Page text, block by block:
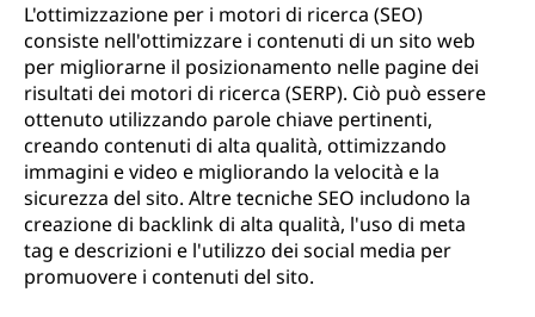
L'ottimizzazione per i motori di ricerca (SEO)
consiste nell'ottimizzare i contenuti di un sito web
per migliorarne il posizionamento nelle pagine dei
risultati dei motori di ricerca (SERP). Ciò può essere
ottenuto utilizzando parole chiave pertinenti,
creando contenuti di alta qualità, ottimizzando
immagini e video e migliorando la velocità e la
sicurezza del sito. Altre tecniche SEO includono la
creazione di backlink di alta qualità, l'uso di meta
tag e descrizioni e l'utilizzo dei social media per
promuovere i contenuti del sito.